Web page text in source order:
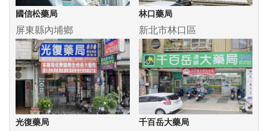
國信松藥局
屏東縣內埔鄉
林口藥局
新北市林口區
光復藥局 千百岳大藥局